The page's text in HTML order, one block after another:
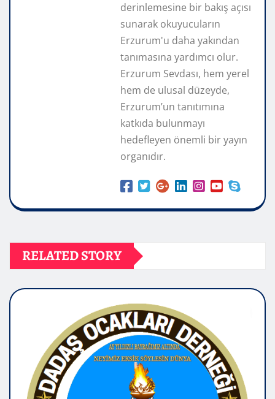
derinlemesine bir bakış açısı
sunarak okuyucuların
Erzurum'u daha yakından
tanımasına yardımcı olur.
Erzurum Sevdası, hem yerel
hem de ulusal düzeyde,
Erzurum’un tanıtımına
katkıda bulunmayı
hedefleyen önemli bir yayın
organıdır.
RELATED STORY